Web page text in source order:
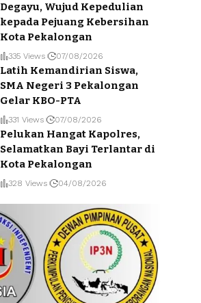
Degayu, Wujud Kepedulian
kepada Pejuang Kebersihan
Kota Pekalongan
335 Views 07/08/2026
Latih Kemandirian Siswa,
SMA Negeri 3 Pekalongan
Gelar KBO-PTA
331 Views 07/08/2026
Pelukan Hangat Kapolres,
Selamatkan Bayi Terlantar di
Kota Pekalongan
328 Views 04/08/2026